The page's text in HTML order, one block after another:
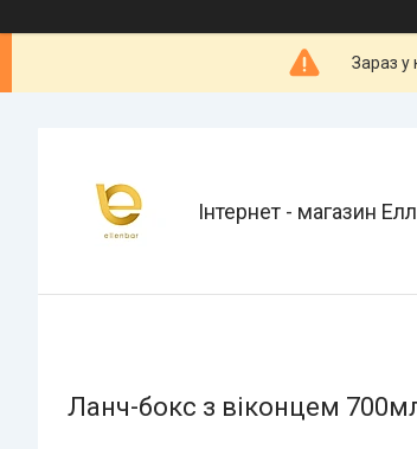
Зараз у
Інтернет - магазин
Ланч-бокс з віконцем